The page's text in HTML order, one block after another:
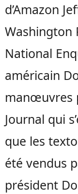
d’Amazon
Washington
National
américain
manœuvres
Journal qui
que les
été vendus
président